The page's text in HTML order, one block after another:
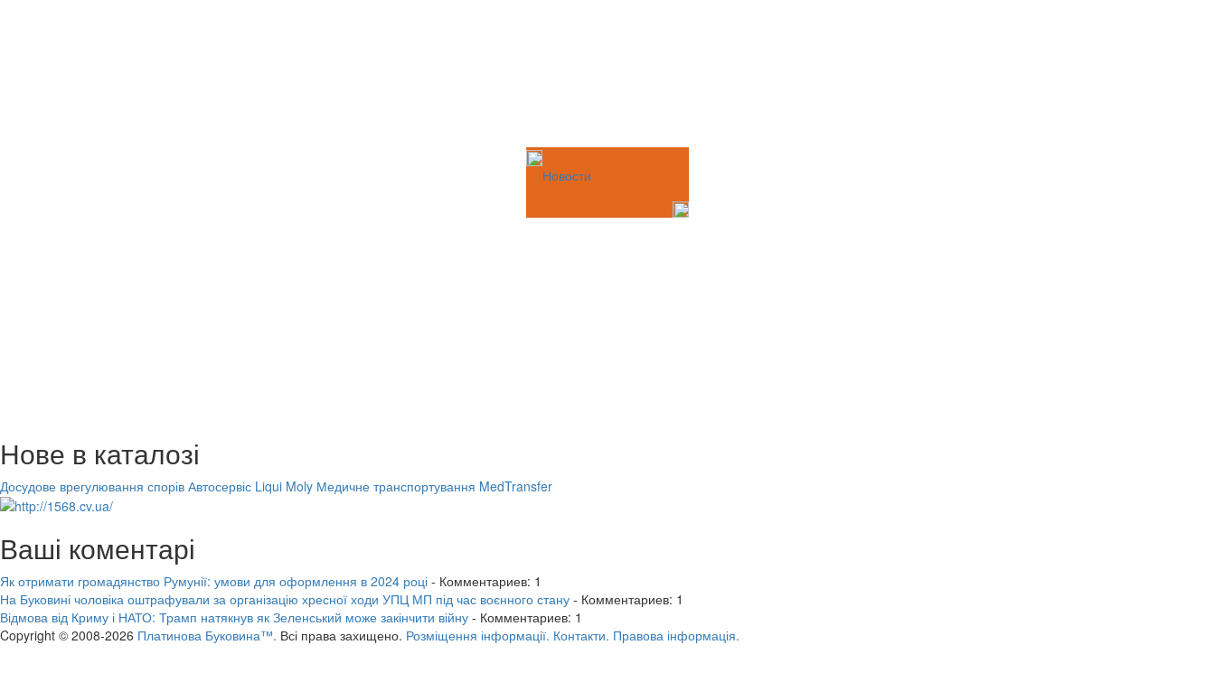
Новости
Нове в каталозі
Досудове врегулювання спорів Автосервіс Liqui Moly Медичне транспортування MedTransfer
Ваші коментарі
Як отримати громадянство Румунії: умови для оформлення в 2024 році - Комментариев: 1
На Буковині чоловіка оштрафували за організацію хресної ходи УПЦ МП під час воєнного стану - Комментариев: 1
Відмова від Криму і НАТО: Трамп натякнув як Зеленський може закінчити війну - Комментариев: 1
Copyright © 2008-2026 Платинова Буковина™. Всі права захищено. Розміщення інформації. Контакти. Правова інформація.